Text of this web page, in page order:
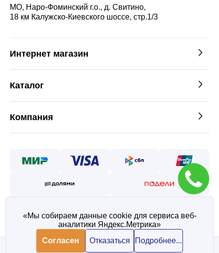
МО, Наро-Фоминский г.о., д. Свитино,
18 км Калужско-Киевского шоссе, стр.1/3
Интернет магазин
Каталог
Компания
©2026 — Таврос интернет
магазин металлопроката
Политика конфиденциальности
Согласие на обработку персональных данных
«Мы собираем данные cookie для сервиса веб-
аналитики Яндекс.Метрика»
Согласен
Отказаться Подробнее...